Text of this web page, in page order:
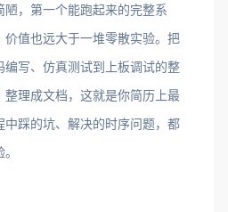
陋，第一个能跑起来的完整系
价值也远大于一堆零散实验。把
编写、仿真测试到上板调试的整
整理成文档，这就是你简历上最
中踩的坑、解决的时序问题，都